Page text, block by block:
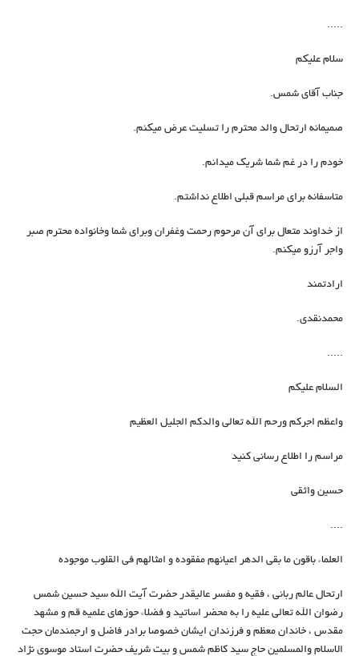
.....
سلام علیکم
جناب آقای شمس.
صمیمانه ارتحال والد محترم را تسلیت عرض میکنم.
خودم را در غم شما شریک میدانم.
متاسفانه برای مراسم قبلی اطلاع نداشتم.
از خداوند متعال برای آن مرحوم رحمت وغفران وبرای شما وخانواده محترم صبر
واجر آرزو میکنم.
ارادتمند
محمدنقدی.
.....
السلام علیکم
واعظم اجرکم ورحم الله تعالی والدکم الجلیل العظیم
مراسم را اطلاع رسانی کنید
حسین واثقی
....
العلماء باقون ما بقی الدهر اعیانهم مفقوده و امثالهم فی القلوب موجوده
ارتحال عالم ربانی ، فقیه و مفسر عالیقدر حضرت آیت الله سید حسین شمس
رضوان الله تعالی علیه را به محضر اساتید و فضلاء حوزهای علمیه قم و مشهد
مقدس ، خاندان معظم و فرزندان ایشان خصوصا برادر فاضل و ارجمندمان حجت
الاسلام والمسلمین حاج سید کاظم شمس و بیت شریف حضرت استاد موسوی نژاد